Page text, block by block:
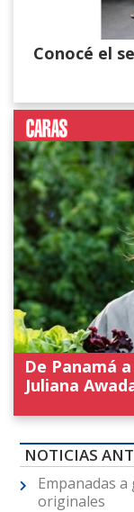
Conocé el
De Panamá
Juliana
NOTICIAS
Empanadas
originales